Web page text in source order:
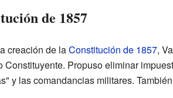
de 1857
creación de laConstitución de 1857,
Constituyente. Propuso eliminar
y las comandancias militares.